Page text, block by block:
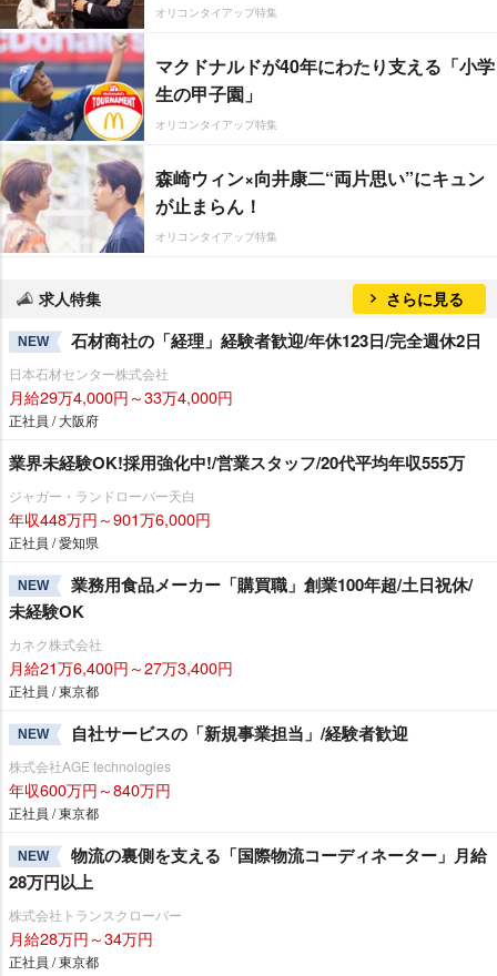
オリコンタイアップ特集
マクドナルドが40年にわたり支える「小学
生の甲子園」
オリコンタイアップ特集
森崎ウィン×向井康二“両片思い”にキュン
が止まらん！
オリコンタイアップ特集
求人特集 さらに見る
NEW 石材商社の「経理」経験者歓迎/年休123日/完全週休2日
日本石材センター株式会社
月給29万4,000円～33万4,000円
正社員 / 大阪府
業界未経験OK!採用強化中!/営業スタッフ/20代平均年収555万
ジャガー・ランドローバー天白
年収448万円～901万6,000円
正社員 / 愛知県
NEW
業務用食品メーカー「購買職」創業100年超/土日祝休/
未経験OK
カネク株式会社
月給21万6,400円～27万3,400円
正社員 / 東京都
NEW 自社サービスの「新規事業担当」/経験者歓迎
株式会社AGE technologies
年収600万円～840万円
正社員 / 東京都
NEW
物流の裏側を支える「国際物流コーディネーター」月給
28万円以上
株式会社トランスクローバー
月給28万円～34万円
正社員 / 東京都